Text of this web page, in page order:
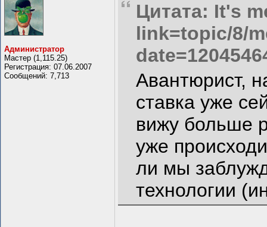
Администратор
Мастер (1,115.25)
Регистрация: 07.06.2007
Сообщений: 7,713
Цитата: It's
link=topic/8/
Авантюрист,
ставка уже
вижу больше
уже
ли мы
технологии